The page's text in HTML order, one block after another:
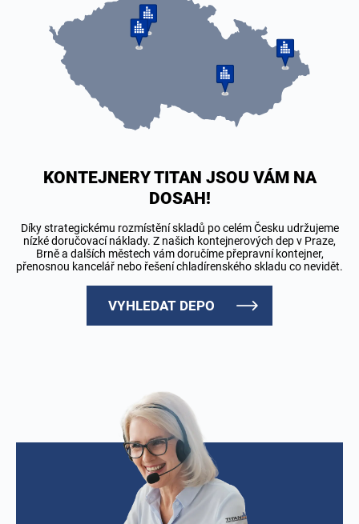
KONTEJNERY TITAN JSOU VÁM NA
DOSAH!
Díky strategickému rozmístění skladů po celém Česku udržujeme
nízké doručovací náklady. Z našich kontejnerových dep v Praze,
Brně a dalších městech vám doručíme přepravní kontejner,
přenosnou kancelář nebo řešení chladírenského skladu co nevidět.
VYHLEDAT DEPO